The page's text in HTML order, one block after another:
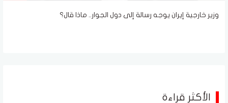
وزير خارجية إيران يوجه رسالة إلى دول الجوار.. ماذا قال؟
الأكثر قراءة